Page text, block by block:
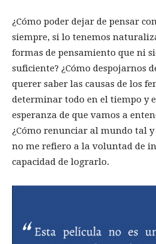
¿Cómo poder dejar de pensar
siempre, si lo tenemos
formas de pensamiento que ni
suficiente? ¿Cómo despojarnos
querer saber las causas de los
determinar todo en el tiempo y
esperanza de que vamos a
¿Cómo renunciar al mundo tal y
no me refiero a la voluntad de
capacidad de lograrlo.